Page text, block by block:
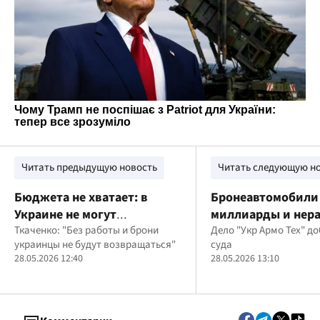
Читать предыдущую новость
Бюджета не хватает: в
Украине не могут
полностью обеспечить всех
детей ВПЛ
Ткаченко: "Без работы и брони
украинцы не будут возвращаться"
28.05.2026 12:40
Читать следующую
миллиарды и
РЭБ: суд наложил
счета "Укр Армо
орбиты Ефимова
Дело "Укр Армо Тех"
суда
28.05.2026 13:10